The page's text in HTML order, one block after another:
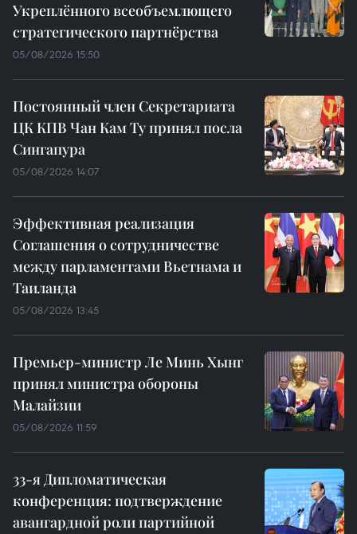
Укреплённого всеобъемлющего
стратегического партнёрства
05/08/2026 15:50
Постоянный член Секретариата
ЦК КПВ Чан Кам Ту принял посла
Сингапура
05/08/2026 14:07
Эффективная реализация
Соглашения о сотрудничестве
между парламентами Вьетнама и
Таиланда
05/08/2026 13:45
Премьер-министр Ле Минь Хынг
принял министра обороны
Малайзии
05/08/2026 11:59
33-я Дипломатическая
конференция: подтверждение
авангардной роли партийной